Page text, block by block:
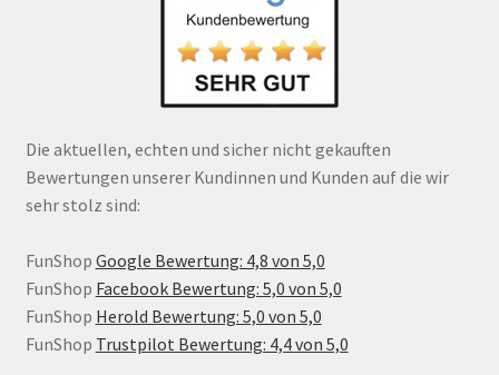
Die aktuellen, echten und sicher nicht gekauften
Bewertungen unserer Kundinnen und Kunden auf die wir
sehr stolz sind:
FunShop Google Bewertung: 4,8 von 5,0
FunShop Facebook Bewertung: 5,0 von 5,0
FunShop Herold Bewertung: 5,0 von 5,0
FunShop Trustpilot Bewertung: 4,4 von 5,0